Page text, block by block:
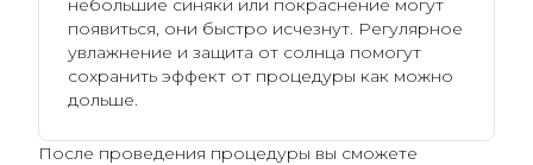
небольшие синяки или покраснение могут
появиться, они быстро исчезнут. Регулярное
увлажнение и защита от солнца помогут
сохранить эффект от процедуры как можно
дольше.
После проведения процедуры вы сможете